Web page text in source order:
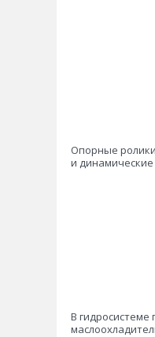
Опорные
и
В гидросистеме